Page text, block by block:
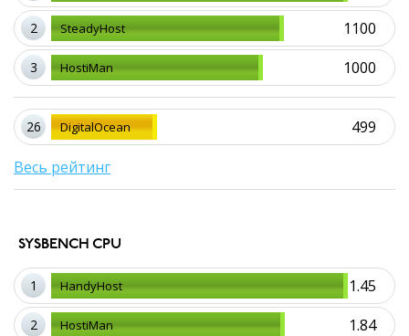
2 1100
SteadyHost
3 1000
HostiMan
26 499
DigitalOcean
Весь рейтинг
SYSBENCH CPU
1 1.45
HandyHost
2 1.84
HostiMan